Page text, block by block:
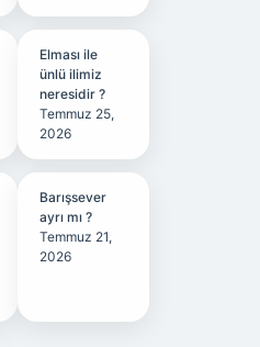
Elması ile
ünlü ilimiz
neresidir ?
Temmuz 25,
2026
Barışsever
ayrı mı ?
Temmuz 21,
2026